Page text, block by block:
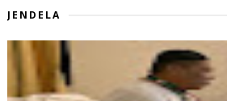
JENDELA